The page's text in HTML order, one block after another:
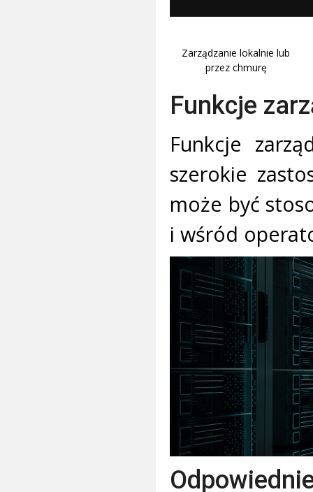
Zarządzanie lokalnie lub
przez chmurę
Funkcje
Funkcje
szerokie
może być
i wśród